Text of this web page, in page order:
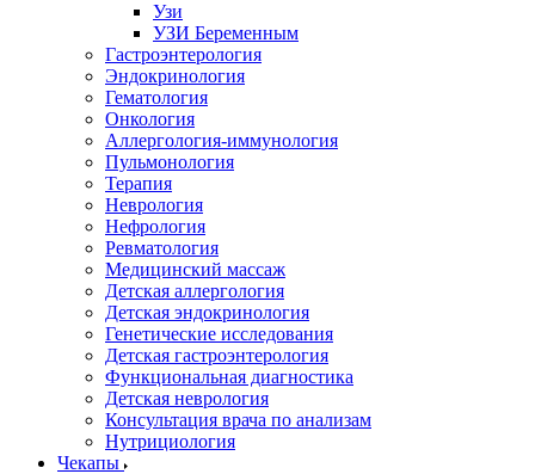
Узи
УЗИ Беременным
Гастроэнтерология
Эндокринология
Гематология
Онкология
Аллергология-иммунология
Пульмонология
Терапия
Неврология
Нефрология
Ревматология
Медицинский массаж
Детская аллергология
Детская эндокринология
Генетические исследования
Детская гастроэнтерология
Функциональная диагностика
Детская неврология
Консультация врача по анализам
Нутрициология
Чекапы